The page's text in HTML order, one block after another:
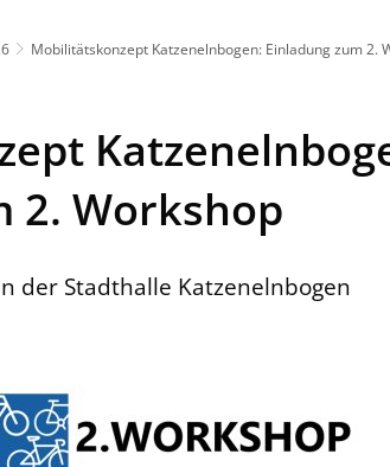
Mobilitätskonzept Katzenelnbogen: Einladung zum 2.
2. Workshop
der Stadthalle Katzenelnbogen